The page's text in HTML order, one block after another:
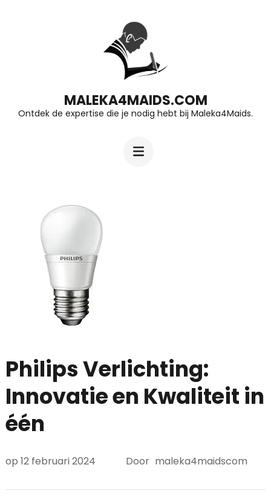
Enter)
MALEKA4MAIDS.COM
Ontdek de expertise die je nodig hebt bij Maleka4Maids.
Philips Verlichting:
Innovatie en Kwaliteit in
één
op 12 februari 2024 Door maleka4maidscom